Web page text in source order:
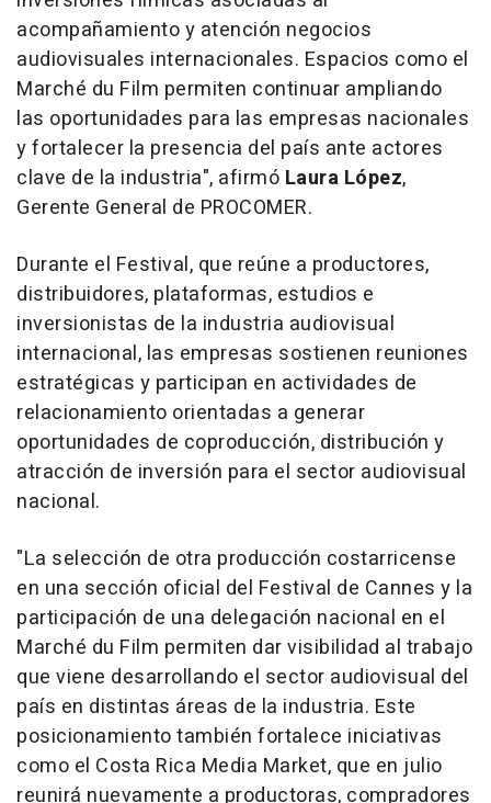
acompañamiento y atención negocios
audiovisuales internacionales. Espacios como el
Marché du Film permiten continuar ampliando
las oportunidades para las empresas nacionales
y fortalecer la presencia del país ante actores
clave de la industria", afirmó Laura López,
Gerente General de PROCOMER.
Durante el Festival, que reúne a productores,
distribuidores, plataformas, estudios e
inversionistas de la industria audiovisual
internacional, las empresas sostienen reuniones
estratégicas y participan en actividades de
relacionamiento orientadas a generar
oportunidades de coproducción, distribución y
atracción de inversión para el sector audiovisual
nacional.
"La selección de otra producción costarricense
en una sección oficial del Festival de Cannes y la
participación de una delegación nacional en el
Marché du Film permiten dar visibilidad al trabajo
que viene desarrollando el sector audiovisual del
país en distintas áreas de la industria. Este
posicionamiento también fortalece iniciativas
como el Costa Rica Media Market, que en julio
reunirá nuevamente a productoras, compradores